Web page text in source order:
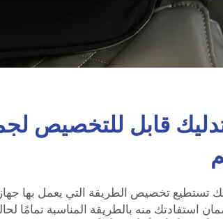
قابل للتخصيص
تستطيع تخصيص الطريقة التي يعمل بها جهاز
استفادتك منه بالطريقة المناسبة تمامًا